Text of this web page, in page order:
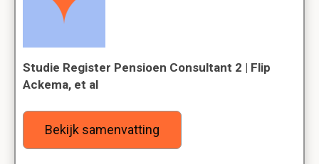
Studie Register Pensioen Consultant 2 | Flip
Ackema, et al
Bekijk samenvatting